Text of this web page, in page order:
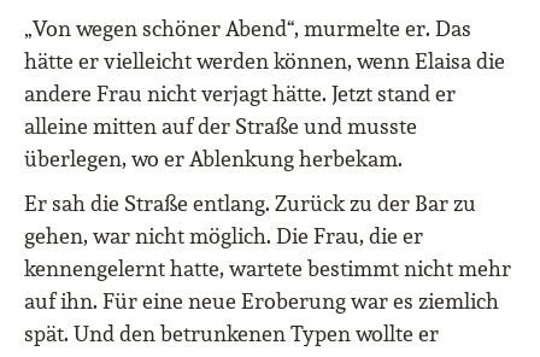
„Von wegen schöner Abend“, murmelte er. Das
hätte er vielleicht werden können, wenn Elaisa die
andere Frau nicht verjagt hätte. Jetzt stand er
alleine mitten auf der Straße und musste
überlegen, wo er Ablenkung herbekam.
Er sah die Straße entlang. Zurück zu der Bar zu
gehen, war nicht möglich. Die Frau, die er
kennengelernt hatte, wartete bestimmt nicht mehr
auf ihn. Für eine neue Eroberung war es ziemlich
spät. Und den betrunkenen Typen wollte er